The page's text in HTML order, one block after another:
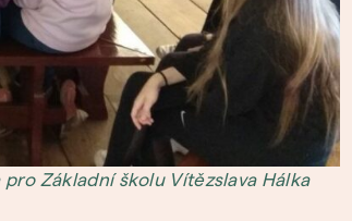
Základní školu Vítězslava Hálka